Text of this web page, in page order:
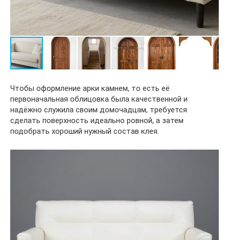
Чтобы оформление арки камнем, то есть её
первоначальная облицовка была качественной и
надёжно служила своим домочадцам, требуется
сделать поверхность идеально ровной, а затем
подобрать хороший нужный состав клея.